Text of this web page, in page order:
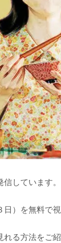
しています。
）を無料で
る方法をご紹